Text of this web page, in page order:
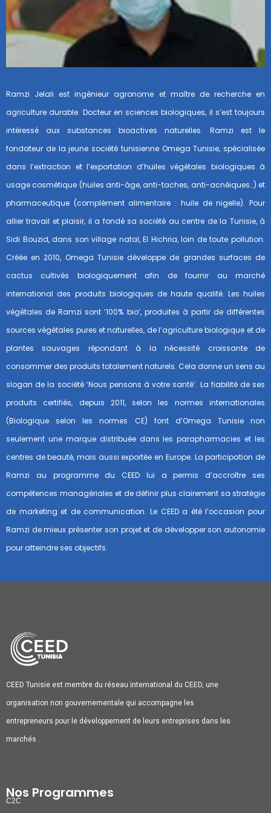
Ramzi Jelali est ingénieur agronome et maître de recherche en
agriculture durable. Docteur en sciences biologiques, il s’est toujours
intéressé aux substances bioactives naturelles. Ramzi est le
fondateur de la jeune société tunisienne Omega Tunisie, spécialisée
dans l’extraction et l’exportation d’huiles végétales biologiques à
usage cosmétique (huiles anti-âge, anti-taches, anti-acnéiques…) et
pharmaceutique (complément alimentaire : huile de nigelle). Pour
allier travail et plaisir, il a fondé sa société au centre de la Tunisie, à
Sidi Bouzid, dans son village natal, El Hichria, loin de toute pollution.
Créée en 2010, Omega Tunisie développe de grandes surfaces de
cactus cultivés biologiquement afin de fournir au marché
international des produits biologiques de haute qualité. Les huiles
végétales de Ramzi sont ‘100% bio’, produites à partir de différentes
sources végétales pures et naturelles, de l’agriculture biologique et de
plantes sauvages répondant à la nécessité croissante de
consommer des produits totalement naturels. Cela donne un sens au
slogan de la société ‘Nous pensons à votre santé’. La fiabilité de ses
produits certifiés, depuis 2011, selon les normes internationales
(Biologique selon les normes CE) font d’Omega Tunisie non
seulement une marque distribuée dans les parapharmacies et les
centres de beauté, mais aussi exportée en Europe. La participation de
Ramzi au programme du CEED lui a permis d’accroître ses
compétences managériales et de définir plus clairement sa stratégie
de marketing et de communication. Le CEED a été l’occasion pour
Ramzi de mieux présenter son projet et de développer son autonomie
pour atteindre ses objectifs.
CEED Tunisie est membre du réseau international du CEED, une
organisation non gouvernementale qui accompagne les
entrepreneurs pour le développement de leurs entreprises dans les
marchés .
Nos Programmes
C2C